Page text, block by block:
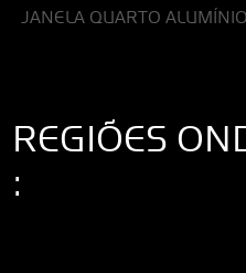
JANELA QUARTO ALUMÍNIO
REGIÕES
: